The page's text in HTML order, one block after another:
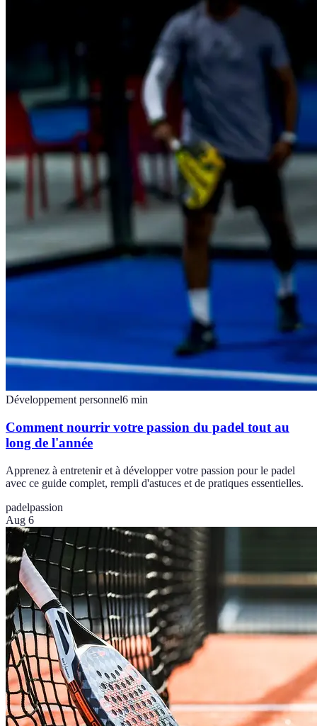
Développement personnel6 min
Comment nourrir votre passion du padel tout au
long de l'année
Apprenez à entretenir et à développer votre passion pour le padel
avec ce guide complet, rempli d'astuces et de pratiques essentielles.
padelpassion
Aug 6